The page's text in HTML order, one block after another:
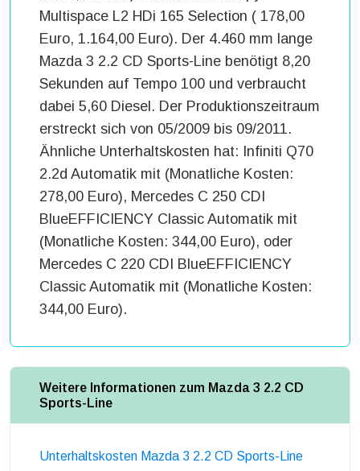
Multispace L2 HDi 165 Selection ( 178,00
Euro, 1.164,00 Euro). Der 4.460 mm lange
Mazda 3 2.2 CD Sports-Line benötigt 8,20
Sekunden auf Tempo 100 und verbraucht
dabei 5,60 Diesel. Der Produktionszeitraum
erstreckt sich von 05/2009 bis 09/2011.
Ähnliche Unterhaltskosten hat: Infiniti Q70
2.2d Automatik mit (Monatliche Kosten:
278,00 Euro), Mercedes C 250 CDI
BlueEFFICIENCY Classic Automatik mit
(Monatliche Kosten: 344,00 Euro), oder
Mercedes C 220 CDI BlueEFFICIENCY
Classic Automatik mit (Monatliche Kosten:
344,00 Euro).
Weitere Informationen zum Mazda 3 2.2 CD
Sports-Line
Unterhaltskosten Mazda 3 2.2 CD Sports-Line